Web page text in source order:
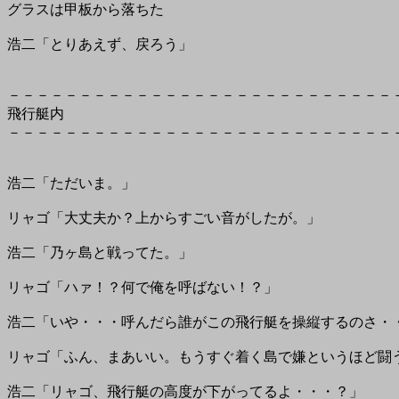
グラスは甲板から落ちた
浩二「とりあえず、戻ろう」
－－－－－－－－－－－－－－－－－－－－－－－－－－－
飛行艇内
－－－－－－－－－－－－－－－－－－－－－－－－－－－
浩二「ただいま。」
リャゴ「大丈夫か？上からすごい音がしたが。」
浩二「乃ヶ島と戦ってた。」
リャゴ「ハァ！？何で俺を呼ばない！？」
浩二「いや・・・呼んだら誰がこの飛行艇を操縦するのさ・
リャゴ「ふん、まあいい。もうすぐ着く島で嫌というほど闘
浩二「リャゴ、飛行艇の高度が下がってるよ・・・？」